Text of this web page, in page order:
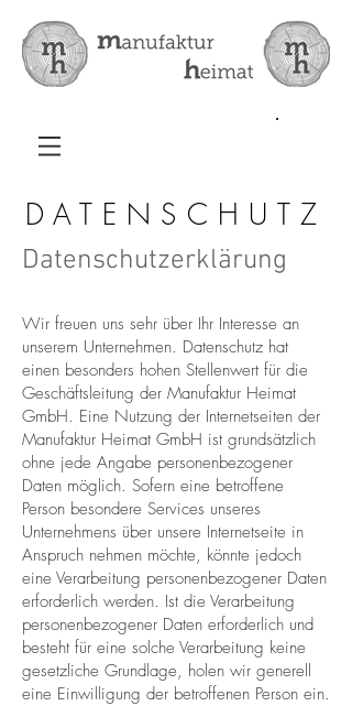
DATENSCHUTZ
Datenschutzerklärung
Wir freuen uns sehr über Ihr Interesse an
unserem Unternehmen. Datenschutz hat
einen besonders hohen Stellenwert für die
Geschäftsleitung der Manufaktur Heimat
GmbH. Eine Nutzung der Internetseiten der
Manufaktur Heimat GmbH ist grundsätzlich
ohne jede Angabe personenbezogener
Daten möglich. Sofern eine betroffene
Person besondere Services unseres
Unternehmens über unsere Internetseite in
Anspruch nehmen möchte, könnte jedoch
eine Verarbeitung personenbezogener Daten
erforderlich werden. Ist die Verarbeitung
personenbezogener Daten erforderlich und
besteht für eine solche Verarbeitung keine
gesetzliche Grundlage, holen wir generell
eine Einwilligung der betroffenen Person ein.